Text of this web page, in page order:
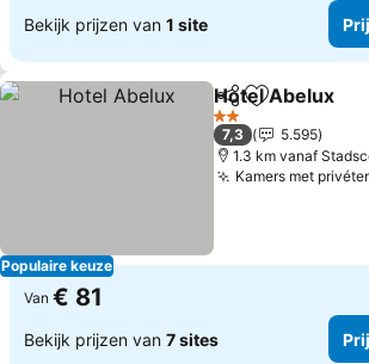
Bekijk prijzen van 1 site
Populaire keuze
DelenToevoegen
Hotel Abelux
2 Sterren
7,3
5.595
1.3 km vanaf
Kamers met
Van € 81
Bekijk prijzen van 7 sites